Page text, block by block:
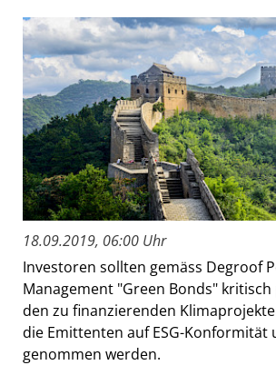
18.09.2019, 06:00 Uhr
Investoren sollten gemäss Degroof
Management "Green Bonds"
den zu finanzierenden
die Emittenten auf ESG-Konformität
genommen werden.